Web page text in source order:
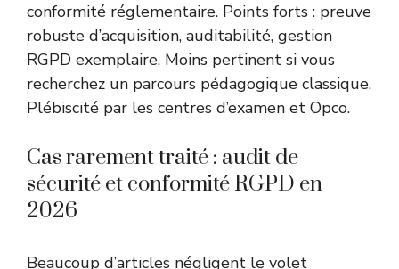
conformité réglementaire. Points forts : preuve
robuste d’acquisition, auditabilité, gestion
RGPD exemplaire. Moins pertinent si vous
recherchez un parcours pédagogique classique.
Plébiscité par les centres d’examen et Opco.
Cas rarement traité : audit de
sécurité et conformité RGPD en
2026
Beaucoup d’articles négligent le volet